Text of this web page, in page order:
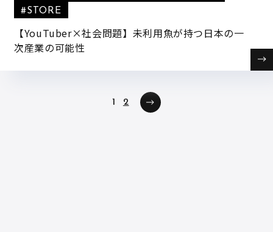
【YouTuber×社会問題】未利用魚が持つ日本の一
次産業の可能性
#STORE
1 2